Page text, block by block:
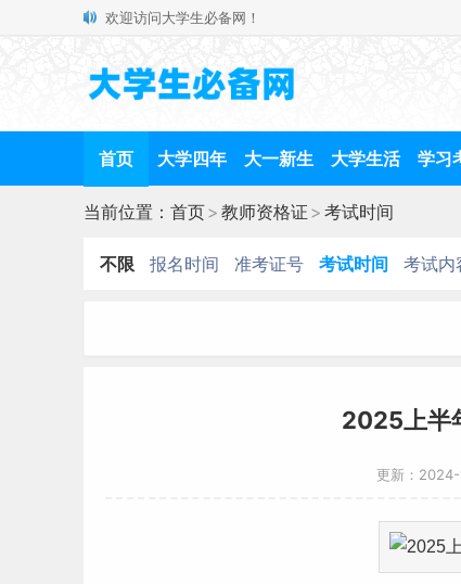
欢迎访问大学生必备网！
首页 大学四年 大一新生 大学生活 学习
当前位置： 首页> 教师资格证 > 考试时间
不限 报名时间 准考证号 考试时间 考试内
2025上半
更新：